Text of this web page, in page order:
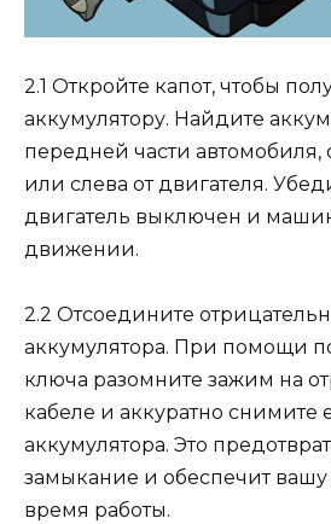
2.1 Откройте капот, чтобы
аккумулятору. Найдите
передней части автомобиля,
или слева от двигателя.
двигатель выключен и
движении.
2.2 Отсоедините
аккумулятора. При помощи
ключа разомните зажим на
кабеле и аккуратно снимите
аккумулятора. Это
замыкание и обеспечит вашу
время работы.